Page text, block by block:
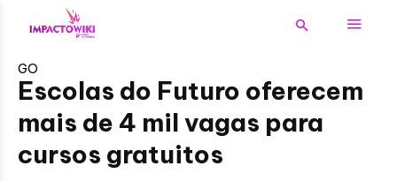
GO
Escolas do Futuro oferecem
mais de 4 mil vagas para
cursos gratuitos